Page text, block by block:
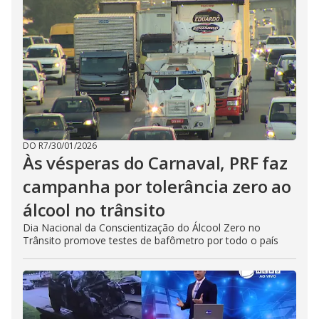
DO R7/30/01/2026
Às vésperas do Carnaval, PRF faz
campanha por tolerância zero ao
álcool no trânsito
Dia Nacional da Conscientização do Álcool Zero no
Trânsito promove testes de bafômetro por todo o país